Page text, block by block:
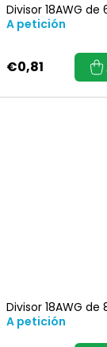
Divisor 18AWG
A petición
€0,81
Divisor 18AWG
A petición